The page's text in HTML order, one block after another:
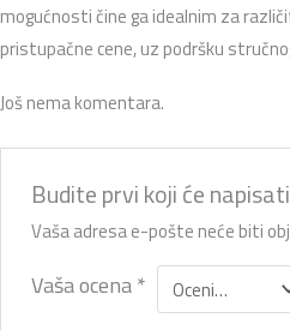
mogućnosti čine ga idealnim za
pristupačne cene, uz podršku
Još nema komentara.
Budite prvi koji će
Vaša adresa e-pošte neće biti
Vaša ocena*